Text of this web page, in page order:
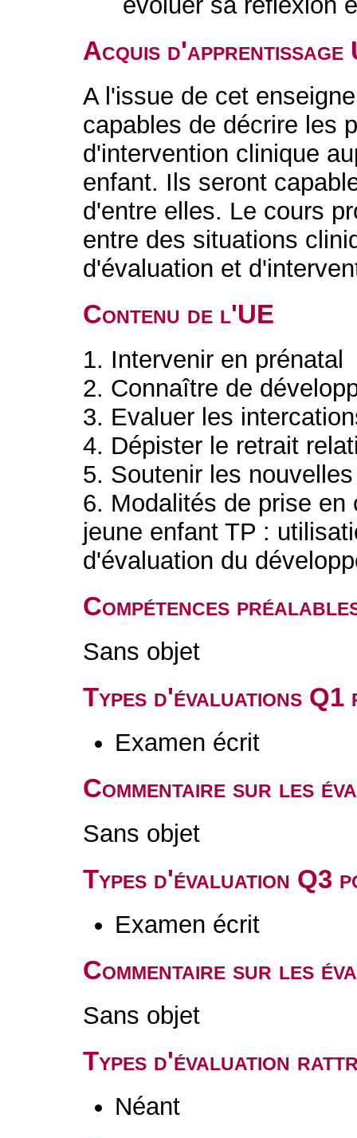
Acquis d'apprentissage
A l'issue de cet
capables de décrire les
d'intervention clinique
enfant. Ils seront
d'entre elles. Le cours
entre des situations
d'évaluation et
Contenu de l'UE
1. Intervenir en prénatal
2. Connaître de
3. Evaluer les
4. Dépister le retrait
5. Soutenir les
6. Modalités de prise
jeune enfant TP :
d'évaluation du
Compétences
Sans objet
Types d'évaluations
Examen écrit
Commentaire sur les
Sans objet
Types d'évaluation Q3
Examen écrit
Commentaire sur les
Sans objet
Types d'évaluation
Néant